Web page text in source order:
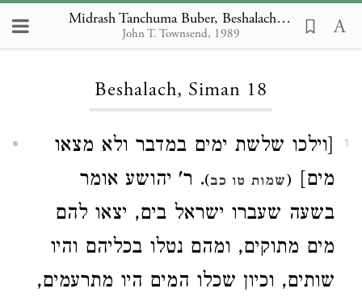
Midrash Tanchuma Buber, Beshalach 18
John T. Townsend, 1989
Loading...
Beshalach, Siman 18
1
[וילכו שלשת ימים במדבר ולא מצאו
מים] (שמות טו כב). ר' יהושע אומר
בשעה שעברו ישראל בים, יצאו להם
מים מתוקים, ומהם נטלו בכליהם והיו
שותים, וכיון שכלו המים היו מתרעמים,